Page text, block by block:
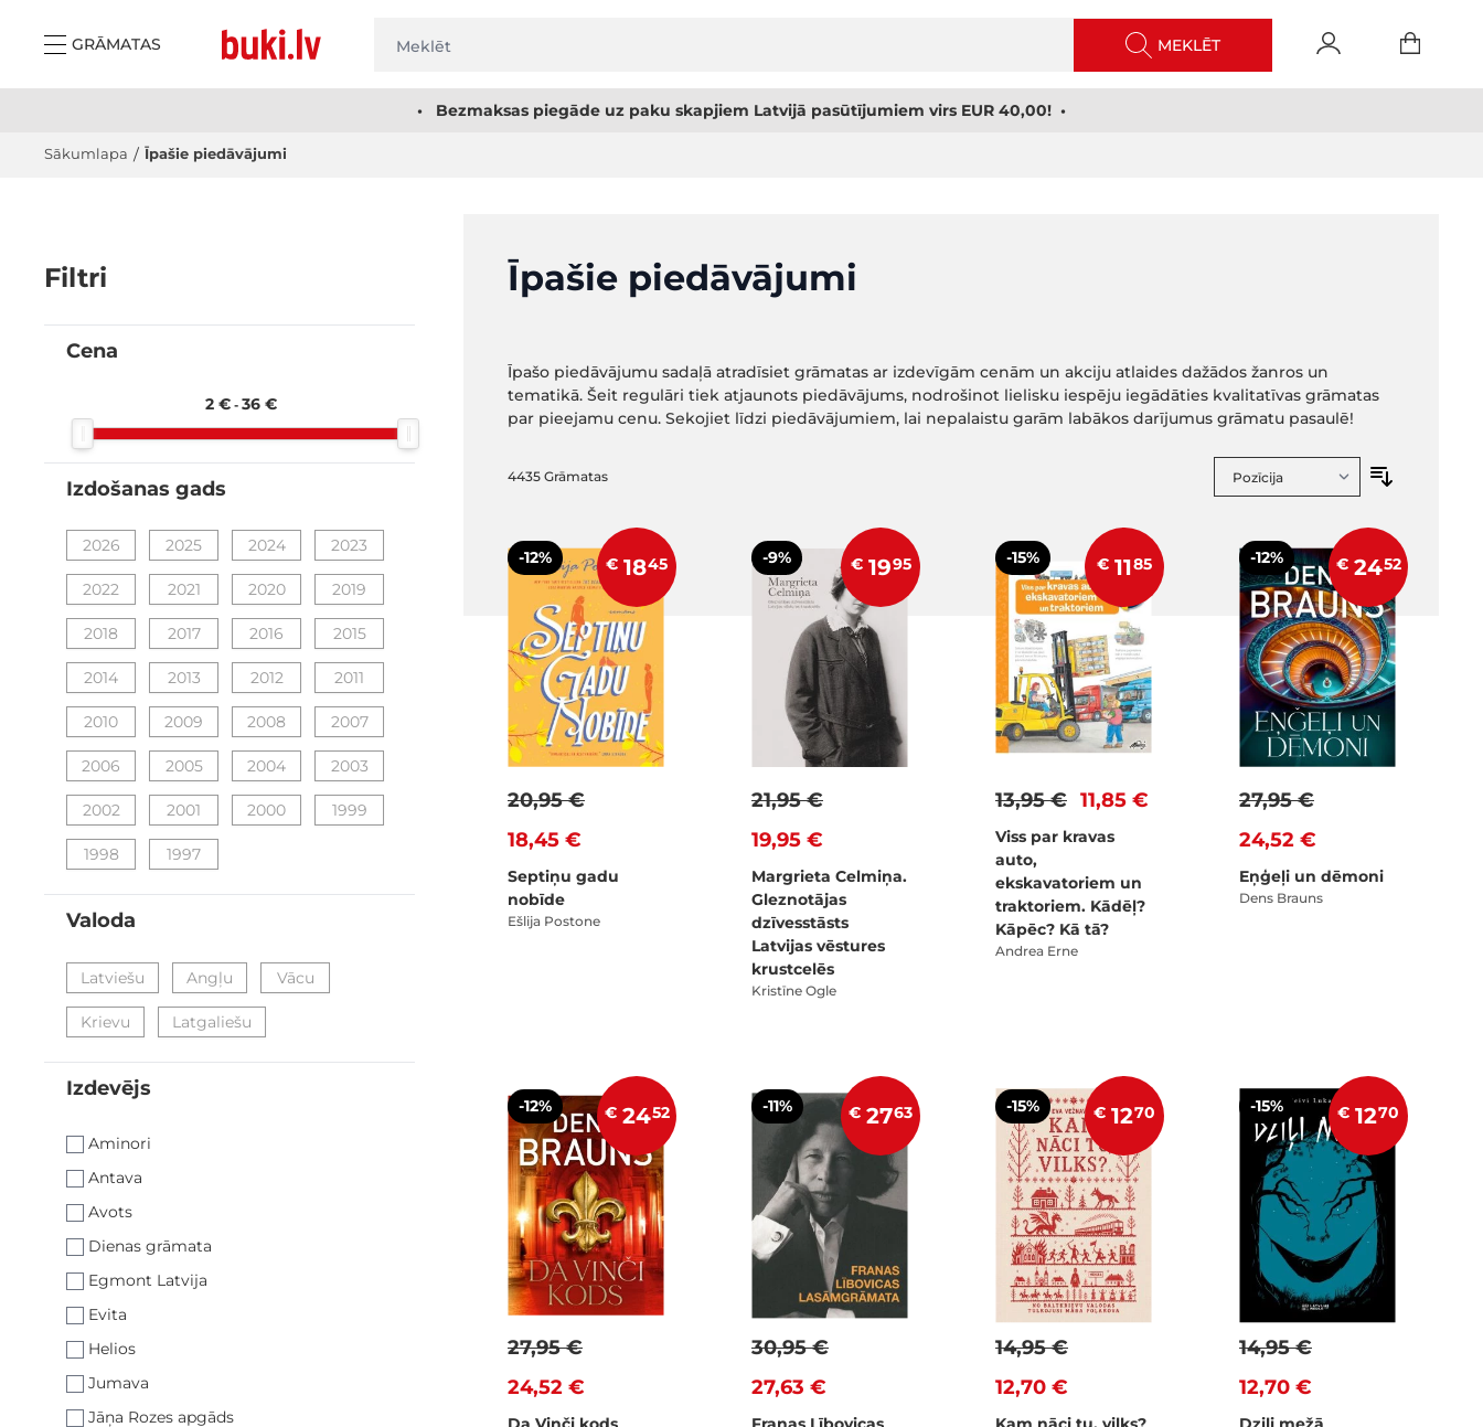
GRĀMATAS
MEKLĒT
• Bezmaksas piegāde uz paku skapjiem Latvijā pasūtījumiem virs EUR 40,00! •
Sākumlapa / Īpašie piedāvājumi
Filtri
Cena
2 €- 36 €
Izdošanas gads
2026
2025 2024 2023
2022 2021 2020 2019
2018 2017 2016 2015
2014 2013 2012 2011
2010 2009 2008 2007
2006 2005 2004 2003
2002 2001 2000 1999
1998 1997
Valoda
Latviešu
Angļu Vācu
Krievu Latgaliešu
Izdevējs
Aminori
Antava
Avots
Dienas grāmata
Egmont Latvija
Evita
Helios
Jumava
Jāņa Rozes apgāds
Īpašie piedāvājumi
Īpašo piedāvājumu sadaļā atradīsiet grāmatas ar izdevīgām cenām un akciju atlaides dažādos žanros un
tematikā. Šeit regulāri tiek atjaunots piedāvājums, nodrošinot lielisku iespēju iegādāties kvalitatīvas grāmatas
par pieejamu cenu. Sekojiet līdzi piedāvājumiem, lai nepalaistu garām labākos darījumus grāmatu pasaulē!
4435 Grāmatas
-12% € 1845
18,45 €
20,95 €
Septiņu gadu
nobīde
Ešlija Postone
-9% € 1995
19,95 €
21,95 €
Margrieta Celmiņa.
Gleznotājas
dzīvesstāsts
Latvijas vēstures
krustcelēs
Kristīne Ogle
-15% € 1185
11,85 €
13,95 €
Viss par kravas
auto,
ekskavatoriem un
traktoriem. Kādēļ?
Kāpēc? Kā tā?
Andrea Erne
-12% € 2452
24,52 €
27,95 €
Eņģeļi un dēmoni
Dens Brauns
-12% € 2452
24,52 €
27,95 €
-11% € 2763
27,63 €
30,95 €
-15% € 1270
12,70 €
14,95 €
-15% € 1270
12,70 €
14,95 €